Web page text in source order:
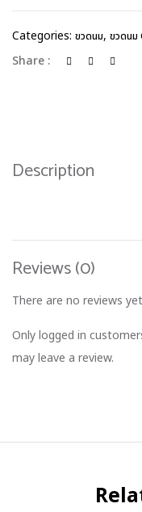
Categories: ขวดนม, ขวดนม
Share :
Description
Reviews (0)
There are no reviews
Only logged in
may leave a review.